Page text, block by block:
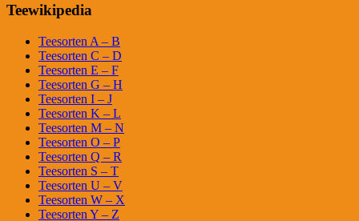
Teewikipedia
Teesorten A – B
Teesorten C – D
Teesorten E – F
Teesorten G – H
Teesorten I – J
Teesorten K – L
Teesorten M – N
Teesorten O – P
Teesorten Q – R
Teesorten S – T
Teesorten U – V
Teesorten W – X
Teesorten Y – Z